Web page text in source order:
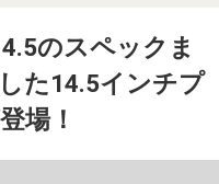
のスペックま
た14.5インチプ
場！